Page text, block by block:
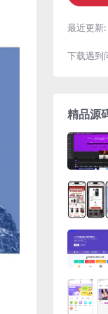
最近更新:
下载遇到
精品源